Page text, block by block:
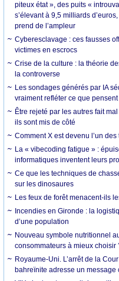
piteux état », des puits «
s’élevant à 9,5 milliards
prend de l’ampleur
Cyberesclavage : ces fausses
victimes en escrocs
Crise de la culture : la théorie
la controverse
Les sondages générés par IA
vraiment refléter ce que
Être rejeté par les autres fait
ils sont mis de côté
Comment X est devenu l’un
La « vibecoding fatigue » :
informatiques inventent leurs
Ce que les techniques de
sur les dinosaures
Les feux de forêt menacent-ils
Incendies en Gironde : la
d’une population
Nouveau symbole nutritionnel
consommateurs à mieux choisir
Royaume-Uni. L’arrêt de la
bahreïnite adresse un